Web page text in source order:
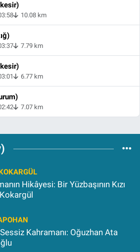
10.08 km
7.79 km
6.77 km
7.07 km
Hikâyesi: Bir Yüzbaşının Kızı
Kahramanı: Oğuzhan Ata